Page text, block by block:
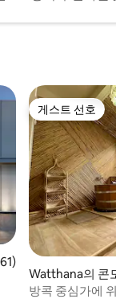
점(5점 만점), 후기
게스트 선호
게스트 선호
Watthana의 콘
방콕 중심가에